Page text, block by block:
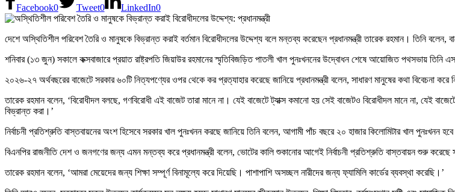
Facebook0 Tweet0 LinkedIn0
দেশে অস্থিতিশীল পরিবেশ তৈরি ও মানুষকে বিভ্রান্ত করাই বর্তমান বিরোধীদলের উদ্দেশ্য বলে মন্তব্য করেছেন প্রধানমন্ত্রী তারেক রহমান। তিনি
শনিবার (১৩ জুন) সকালে কক্সবাজারে প্রয়াত রাষ্ট্রপতি জিয়াউর রহমানের স্মৃতিবিজড়িত পাতলী খাল পুনঃখননের উদ্বোধন শেষে আয়োজিত পথসভায় তিনি
২০২৬-২৭ অর্থবছরের বাজেটে সরকার ৬০টি নিত্যপণ্যের ওপর থেকে কর প্রত্যাহার করেছে জানিয়ে প্রধানমন্ত্রী বলেন, সাধারণ মানুষের কথা বিবেচনা
তারেক রহমান বলেন, ‘বিরোধীদল বলছে, গণবিরোধী এই বাজেট তারা মানে না। যেই বাজেটে ট্যাক্স কমানো হয় সেই বাজেটও বিরোধীদল মানে না, যেই
বিভ্রান্ত করা।’
নির্বাচনী প্রতিশ্রুতি বাস্তবায়নের অংশ হিসেবে সরকার খাল পুনঃখনন করছে জানিয়ে তিনি বলেন, আগামী পাঁচ বছরে ২০ হাজার কিলোমিটার খাল পুনঃখনন
বিএনপির রাজনীতি দেশ ও জনগণের জন্য এমন মন্তব্য করে প্রধানমন্ত্রী বলেন, ভোটের কালি শুকানোর আগেই নির্বাচনী প্রতিশ্রুতি বাস্তবায়ন শুরু করেছে
তারেক রহমান বলেন, ‘আমরা মেয়েদের জন্য শিক্ষা সম্পূর্ণ বিনামূল্যে করে দিয়েছি। পাশাপাশি অসচ্ছল নারীদের জন্য ফ্যামিলি কার্ডের ব্যবস্থা করেছি।’